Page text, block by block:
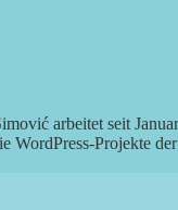
arbeitet seit
WordPress-Projekte